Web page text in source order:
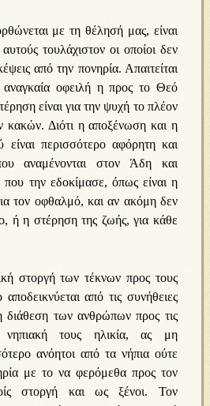
με τη θέλησή μας, είναι
τουλάχιστον οι οποίοι δεν
από την πονηρία. Απαιτείται
οφειλή η προς το Θεό
είναι για την ψυχή το πλέον
Διότι η αποξένωση και η
περισσότερο αφόρητη και
αναμένονται στον Άδη και
που την εδοκίμασε, όπως είναι η
τον οφθαλμό, και αν ακόμη δεν
ή η στέρηση της ζωής, για κάθε
στοργή των τέκνων προς τους
αποδεικνύεται από τις συνήθειες
των ανθρώπων προς τις
τους ηλικία, ας μη
ανόητοι από τα νήπια ούτε
με το να φερόμεθα προς τον
στοργή και ως ξένοι. Τον